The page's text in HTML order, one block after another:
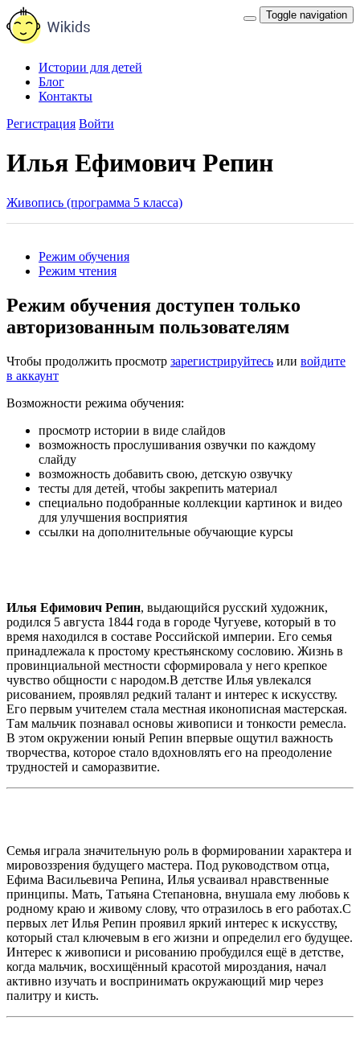
Toggle navigation
Истории для детей
Блог
Контакты
Регистрация Войти
Илья Ефимович Репин
Живопись (программа 5 класса)
Режим обучения
Режим чтения
Режим обучения доступен только
авторизованным пользователям
Чтобы продолжить просмотр зарегистрируйтесь или войдите
в аккаунт
Возможности режима обучения:
просмотр истории в виде слайдов
возможность прослушивания озвучки по каждому
слайду
возможность добавить свою, детскую озвучку
тесты для детей, чтобы закрепить материал
специально подобранные коллекции картинок и видео
для улучшения восприятия
ссылки на дополнительные обучающие курсы
Илья Ефимович Репин, выдающийся русский художник,
родился 5 августа 1844 года в городе Чугуеве, который в то
время находился в составе Российской империи. Его семья
принадлежала к простому крестьянскому сословию. Жизнь в
провинциальной местности сформировала у него крепкое
чувство общности с народом.В детстве Илья увлекался
рисованием, проявлял редкий талант и интерес к искусству.
Его первым учителем стала местная иконописная мастерская.
Там мальчик познавал основы живописи и тонкости ремесла.
В этом окружении юный Репин впервые ощутил важность
творчества, которое стало вдохновлять его на преодоление
трудностей и саморазвитие.
Семья играла значительную роль в формировании характера и
мировоззрения будущего мастера. Под руководством отца,
Ефима Васильевича Репина, Илья усваивал нравственные
принципы. Мать, Татьяна Степановна, внушала ему любовь к
родному краю и живому слову, что отразилось в его работах.С
первых лет Илья Репин проявил яркий интерес к искусству,
который стал ключевым в его жизни и определил его будущее.
Интерес к живописи и рисованию пробудился ещё в детстве,
когда мальчик, восхищённый красотой мироздания, начал
активно изучать и воспринимать окружающий мир через
палитру и кисть.